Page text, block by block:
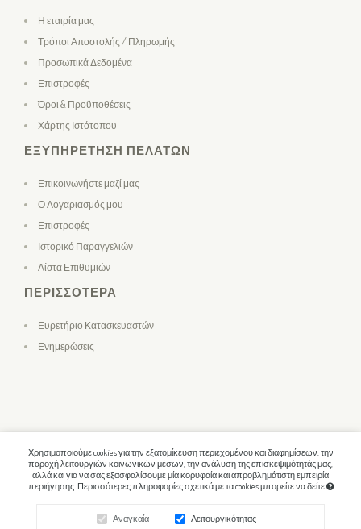
Χρησιμοποιούμε cookies για την εξατομίκευση περιεχομένου και διαφημίσεων, την
παροχή λειτουργιών κοινωνικών μέσων, την ανάλυση της επισκεψιμότητάς μας,
αλλά και για να σας εξασφαλίσουμε μία κορυφαία και απροβλημάτιστη εμπειρία
περιήγησης. Περισσότερες πληροφορίες σχετικά με τα cookies μπορείτε να δείτε
Αναγκαία Λειτουργικότητας
Η εταιρία μας
Τρόποι Αποστολής / Πληρωμής
Προσωπικά Δεδομένα
Επιστροφές
Όροι & Προϋποθέσεις
Χάρτης Ιστότοπου
ΕΞΥΠΗΡΈΤΗΣΗ ΠΕΛΑΤΏΝ
Επικοινωνήστε μαζί μας
Ο Λογαριασμός μου
Επιστροφές
Ιστορικό Παραγγελιών
Λίστα Επιθυμιών
ΠΕΡΙΣΣΌΤΕΡΑ
Ευρετήριο Κατασκευαστών
Ενημερώσεις